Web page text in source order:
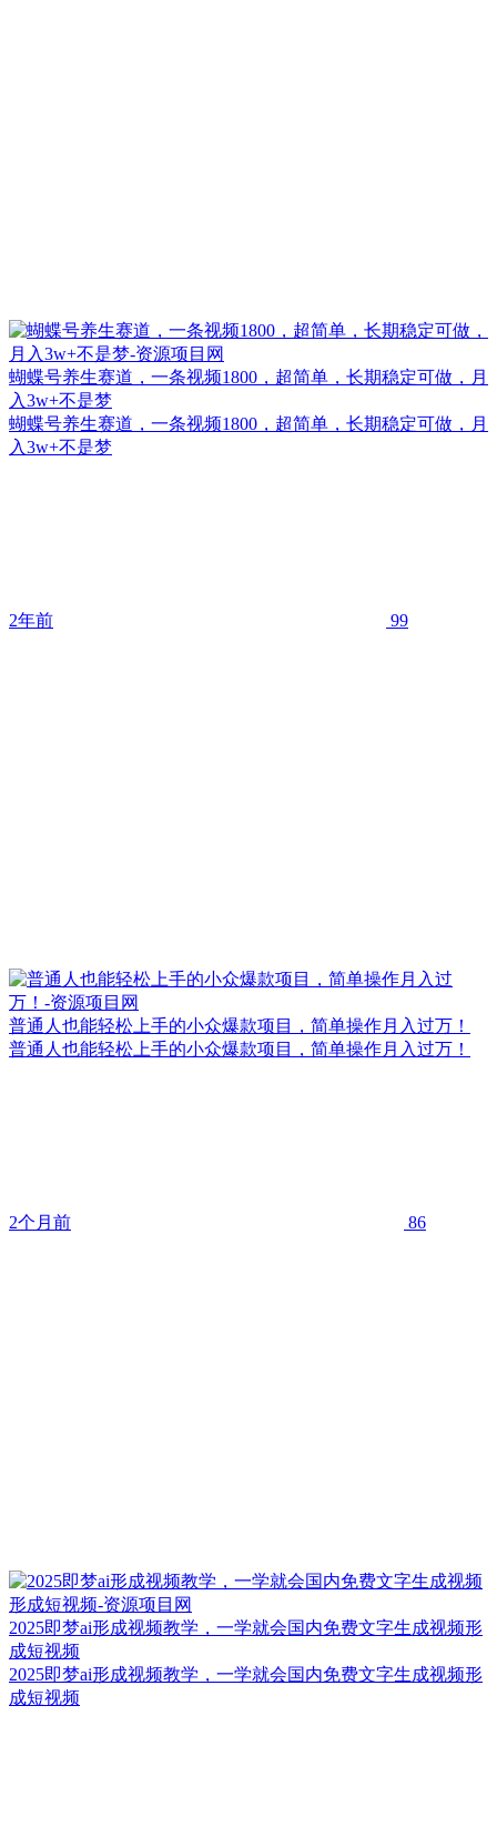
蝴蝶号养生赛道，一条视频1800，超简单，长期稳定可做，月
入3w+不是梦
蝴蝶号养生赛道，一条视频1800，超简单，长期稳定可做，月
入3w+不是梦
2年前 99
普通人也能轻松上手的小众爆款项目，简单操作月入过万！
普通人也能轻松上手的小众爆款项目，简单操作月入过万！
2个月前 86
2025即梦ai形成视频教学，一学就会国内免费文字生成视频形
成短视频
2025即梦ai形成视频教学，一学就会国内免费文字生成视频形
成短视频